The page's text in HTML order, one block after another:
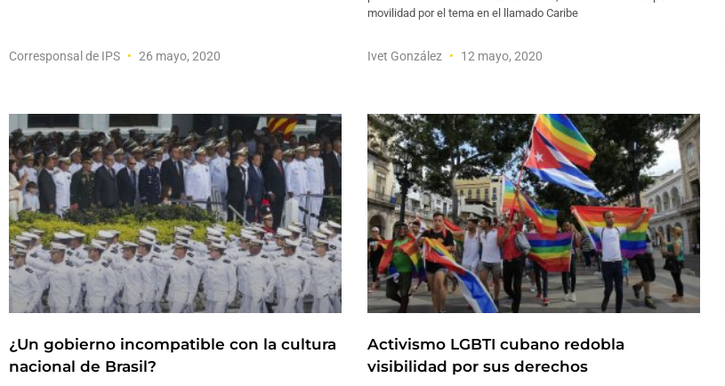
Corresponsal de IPS 26 mayo, 2020
movilidad por el tema en el llamado Caribe
Ivet González 12 mayo, 2020
¿Un gobierno incompatible con la cultura
nacional de Brasil?
Activismo LGBTI cubano redobla
visibilidad por sus derechos